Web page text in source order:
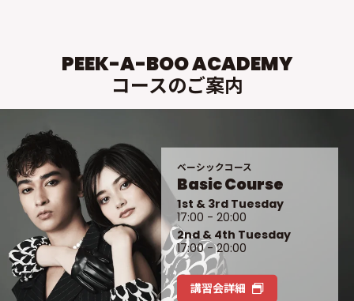
PEEK-A-BOO ACADEMY
コースのご案内
ベーシックコース
Basic Course
1st & 3rd Tuesday
17:00 - 20:00
2nd & 4th Tuesday
17:00 - 20:00
講習会詳細